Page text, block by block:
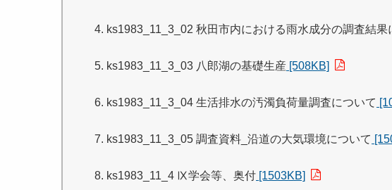
ks1983_11_3_02 秋田市内における雨水成分の調査結果
ks1983_11_3_03 八郎湖の基礎生産 [508KB]
ks1983_11_3_04 生活排水の汚濁負荷量調査について
ks1983_11_3_05 調査資料_沿道の大気環境について
ks1983_11_4 Ⅸ学会等、奥付 [1503KB]